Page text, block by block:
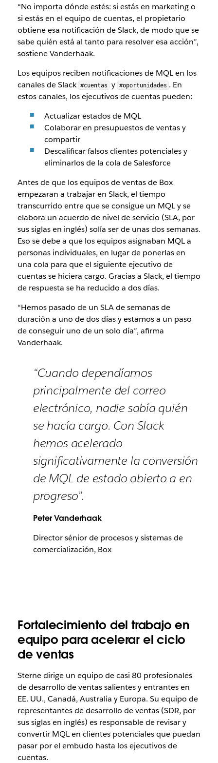
“No importa dónde estés: si estás en marketing o
si estás en el equipo de cuentas, el propietario
obtiene esa notificación de Slack, de modo que se
sabe quién está al tanto para resolver esa acción”,
sostiene Vanderhaak.
Los equipos reciben notificaciones de MQL en los
canales de Slack #cuentas y #oportunidades . En
estos canales, los ejecutivos de cuentas pueden:
Actualizar estados de MQL
Colaborar en presupuestos de ventas y
compartir
Descalificar falsos clientes potenciales y
eliminarlos de la cola de Salesforce
Antes de que los equipos de ventas de Box
empezaran a trabajar en Slack, el tiempo
transcurrido entre que se consigue un MQL y se
elabora un acuerdo de nivel de servicio (SLA, por
sus siglas en inglés) solía ser de unas dos semanas.
Eso se debe a que los equipos asignaban MQL a
personas individuales, en lugar de ponerlas en
una cola para que el siguiente ejecutivo de
cuentas se hiciera cargo. Gracias a Slack, el tiempo
de respuesta se ha reducido a dos días.
“Hemos pasado de un SLA de semanas de
duración a uno de dos días y estamos a un paso
de conseguir uno de un solo día”, afirma
Vanderhaak.
“Cuando dependíamos
principalmente del correo
electrónico, nadie sabía quién
se hacía cargo. Con Slack
hemos acelerado
significativamente la conversión
de MQL de estado abierto a en
progreso”.
Peter Vanderhaak
Director sénior de procesos y sistemas de
comercialización, Box
Fortalecimiento del trabajo en
equipo para acelerar el ciclo
de ventas
Sterne dirige un equipo de casi 80 profesionales
de desarrollo de ventas salientes y entrantes en
EE. UU., Canadá, Australia y Europa. Su equipo de
representantes de desarrollo de ventas (SDR, por
sus siglas en inglés) es responsable de revisar y
convertir MQL en clientes potenciales que puedan
pasar por el embudo hasta los ejecutivos de
cuentas.